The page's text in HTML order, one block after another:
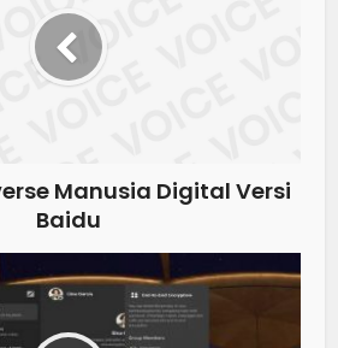
Manusia Digital Versi
Baidu